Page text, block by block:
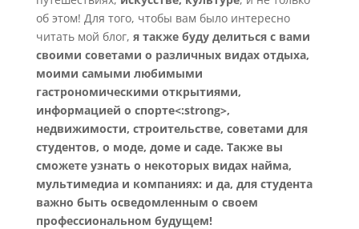
об этом! Для того, чтобы вам было интересно
читать мой блог, я также буду делиться с вами
своими советами о различных видах отдыха,
моими самыми любимыми
гастрономическими открытиями,
информацией о спорте<:strong>,
недвижимости, строительстве, советами для
студентов, о моде, доме и саде. Также вы
сможете узнать о некоторых видах найма,
мультимедиа и компаниях: и да, для студента
важно быть осведомленным о своем
профессиональном будущем!